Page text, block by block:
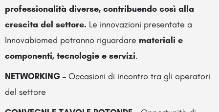
professionalità diverse, contribuendo così alla
crescita del settore. Le innovazioni presentate a
Innovabiomed potranno riguardare materiali e
componenti, tecnologie e servizi.
NETWORKING – Occasioni di incontro tra gli operatori
del settore